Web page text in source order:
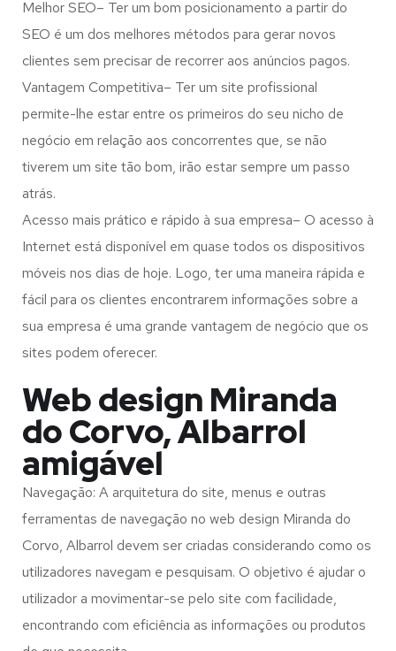
Melhor SEO– Ter um bom posicionamento a partir do
SEO é um dos melhores métodos para gerar novos
clientes sem precisar de recorrer aos anúncios pagos.
Vantagem Competitiva– Ter um site profissional
permite-lhe estar entre os primeiros do seu nicho de
negócio em relação aos concorrentes que, se não
tiverem um site tão bom, irão estar sempre um passo
atrás.
Acesso mais prático e rápido à sua empresa– O acesso à
Internet está disponível em quase todos os dispositivos
móveis nos dias de hoje. Logo, ter uma maneira rápida e
fácil para os clientes encontrarem informações sobre a
sua empresa é uma grande vantagem de negócio que os
sites podem oferecer.
Web design Miranda
do Corvo, Albarrol
amigável
Navegação: A arquitetura do site, menus e outras
ferramentas de navegação no web design Miranda do
Corvo, Albarrol devem ser criadas considerando como os
utilizadores navegam e pesquisam. O objetivo é ajudar o
utilizador a movimentar-se pelo site com facilidade,
encontrando com eficiência as informações ou produtos